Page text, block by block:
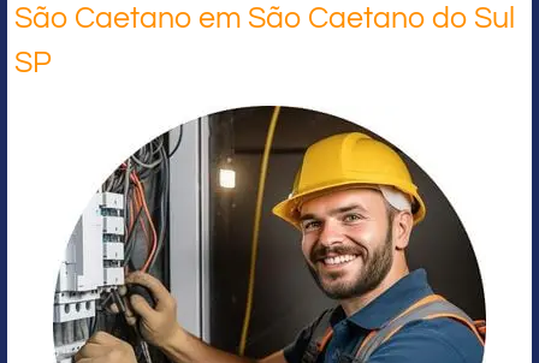
São Caetano em São Caetano do Sul
SP